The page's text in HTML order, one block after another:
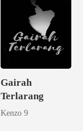
Gairah
Terlarang
Kenzo 9